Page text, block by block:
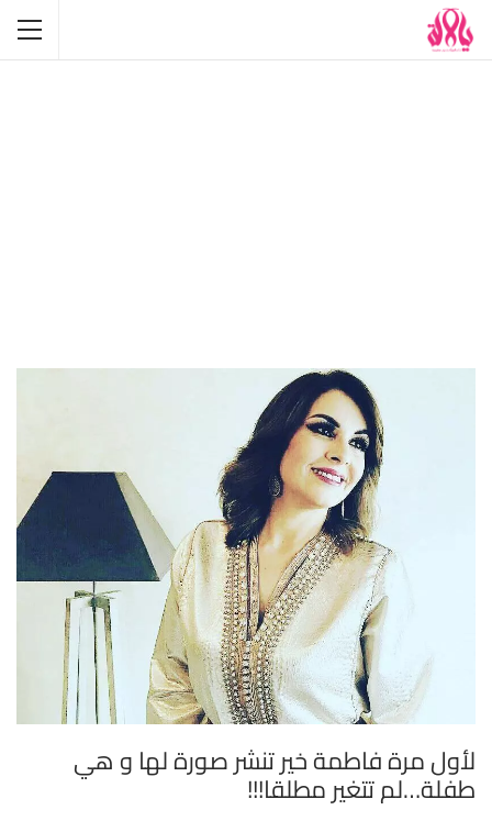
لأول مرة فاطمة خير تنشر صورة لها و هي
طفلة…لم تتغير مطلقا!!!